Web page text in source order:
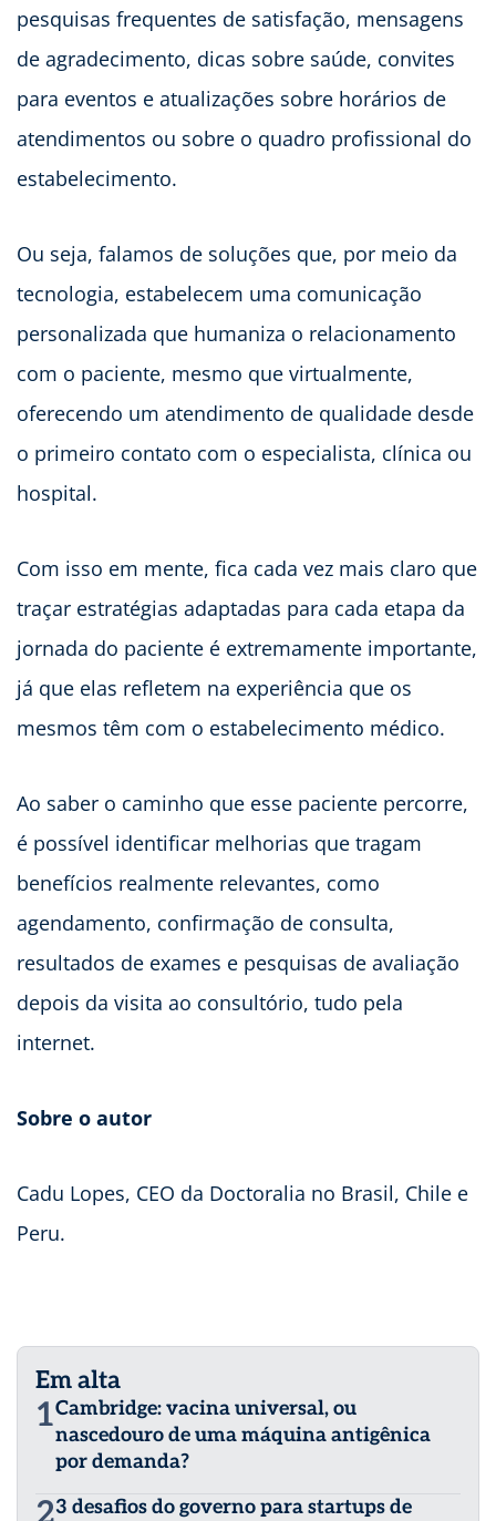
pesquisas frequentes de satisfação, mensagens
de agradecimento, dicas sobre saúde, convites
para eventos e atualizações sobre horários de
atendimentos ou sobre o quadro profissional do
estabelecimento.
Ou seja, falamos de soluções que, por meio da
tecnologia, estabelecem uma comunicação
personalizada que humaniza o relacionamento
com o paciente, mesmo que virtualmente,
oferecendo um atendimento de qualidade desde
o primeiro contato com o especialista, clínica ou
hospital.
Com isso em mente, fica cada vez mais claro que
traçar estratégias adaptadas para cada etapa da
jornada do paciente é extremamente importante,
já que elas refletem na experiência que os
mesmos têm com o estabelecimento médico.
Ao saber o caminho que esse paciente percorre,
é possível identificar melhorias que tragam
benefícios realmente relevantes, como
agendamento, confirmação de consulta,
resultados de exames e pesquisas de avaliação
depois da visita ao consultório, tudo pela
internet.
Sobre o autor
Cadu Lopes, CEO da Doctoralia no Brasil, Chile e
Peru.
Em alta
1Cambridge: vacina universal, ou
nascedouro de uma máquina antigênica
por demanda?
3 desafios do governo para startups de